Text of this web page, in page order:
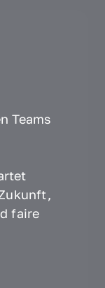
Teams
faire